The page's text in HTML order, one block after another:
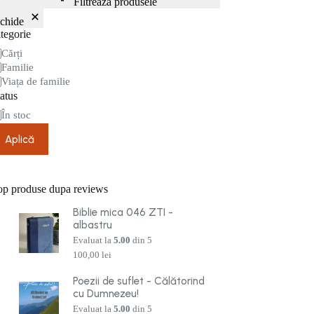
Cărți
Familie
Viața de familie
În stoc
Aplică
produse dupa reviews
Biblie mica 046 ZTI -
albastru
Evaluat la5.00 din 5
100,00lei
Poezii de suflet - Călătorind
cu Dumnezeu!
Evaluat la5.00 din 5